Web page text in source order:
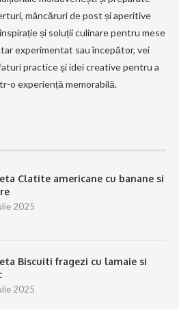
mâncăruri de post și aperitive
și soluții culinare pentru mese
experimentat sau începător, vei
practice și idei creative pentru a
o experiență memorabilă.
Clatite americane cu banane si
2025
Biscuiti fragezi cu lamaie si
2025